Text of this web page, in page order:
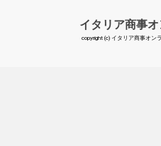
イタリア商事
copyright (c) イタリア商事オン